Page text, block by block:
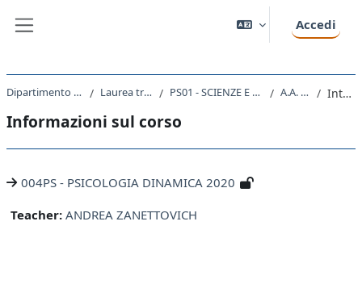
Accedi
Dipartimento di Scienze della Vita Laurea triennale (DM270) PS01 - SCIENZE E TECNICHE PSICOLOGICHE A.A. 2020 - 2021 Introduzione
Informazioni sul corso
004PS - PSICOLOGIA DINAMICA 2020
Teacher: ANDREA ZANETTOVICH